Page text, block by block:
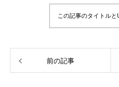
この記事のタイトル
前の記事